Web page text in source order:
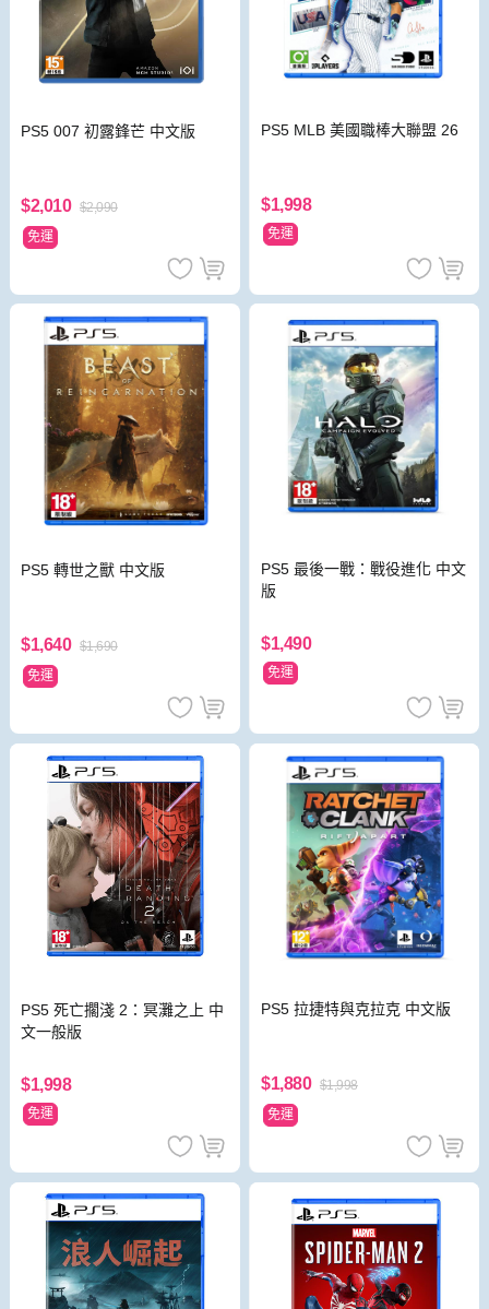
PS5 007 初露鋒芒 中文版
$2,010 $2,090
免運
PS5 MLB 美國職棒大聯盟 26
$1,998
免運
PS5 轉世之獸 中文版
$1,640 $1,690
免運
PS5 最後一戰：戰役進化 中文
版
$1,490
免運
PS5 死亡擱淺 2：冥灘之上 中
文一般版
$1,998
免運
PS5 拉捷特與克拉克 中文版
$1,880 $1,998
免運